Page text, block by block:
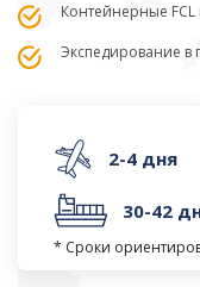
Контейнерные
Экспедирование в
2-4 дня
30-42
* Сроки